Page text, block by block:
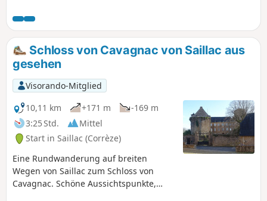
Schloss von Cavagnac von Saillac aus
gesehen
Visorando-Mitglied
10,11 km
+171 m
-169 m
3:25 Std.
Mittel
Start in Saillac (Corrèze)
Eine Rundwanderung auf breiten
Wegen von Saillac zum Schloss von
Cavagnac. Schöne Aussichtspunkte,